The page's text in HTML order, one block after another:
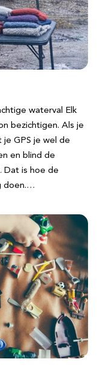
waterval Elk
bezichtigen. Als je
GPS je wel de
en blind de
Dat is hoe de
doen.…